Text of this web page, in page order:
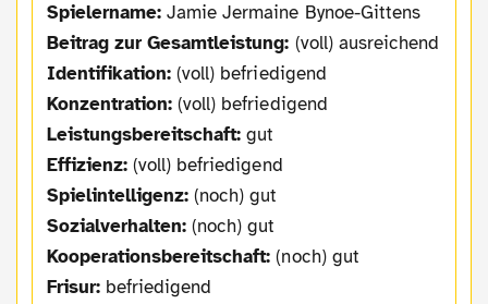
Spielername:Jamie Jermaine Bynoe-Gittens
Beitrag zur Gesamtleistung: (voll) ausreichend
Identifikation: (voll) befriedigend
Konzentration: (voll) befriedigend
Leistungsbereitschaft: gut
Effizienz:(voll) befriedigend
Spielintelligenz: (noch) gut
Sozialverhalten: (noch) gut
Kooperationsbereitschaft: (noch) gut
Frisur:befriedigend